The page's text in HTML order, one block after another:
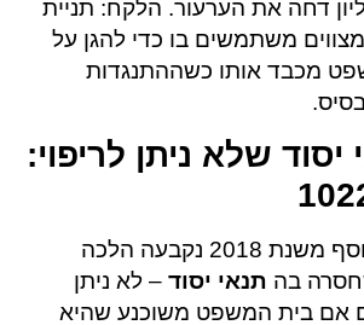
דחה את הערעור. הלקח: תניית
משתמשים בו כדי להגן על
מכבד אותו כשההתנגדות
שלא ניתן לריפוי:
בפסק דין עליון נוסף משנת 2018 נקבעה הלכה
בה תנאי יסוד – לא ניתן
אם בית המשפט משוכנע שהיא